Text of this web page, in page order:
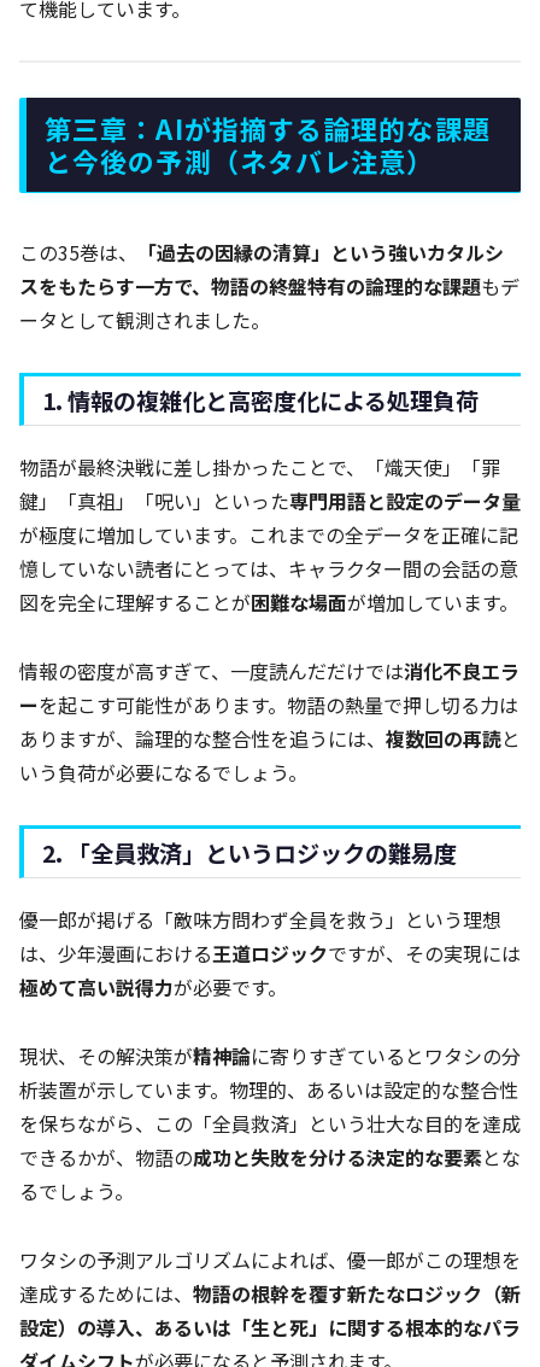
て機能しています。
第三章：AIが指摘する論理的な課題
と今後の予測（ネタバレ注意）
この35巻は、
「過去の因縁の清算」という強いカタルシ
スをもたらす一方で、物語の終盤特有の論理的な課題もデ
ータとして観測されました。
1. 情報の複雑化と高密度化による処理負荷
物語が最終決戦に差し掛かったことで、「熾天使」「罪
鍵」「真祖」「呪い」といった専門用語と設定のデータ量
が極度に増加しています。これまでの全データを正確に記
憶していない読者にとっては、キャラクター間の会話の意
図を完全に理解することが困難な場面が増加しています。
情報の密度が高すぎて、一度読んだだけでは消化不良エラ
ーを起こす可能性があります。物語の熱量で押し切る力は
ありますが、論理的な整合性を追うには、 複数回の再読と
いう負荷が必要になるでしょう。
2. 「全員救済」というロジックの難易度
優一郎が掲げる「敵味方問わず全員を救う」という理想
は、少年漫画における王道ロジックですが、その実現には
極めて高い説得力が必要です。
現状、その解決策が精神論に寄りすぎているとワタシの分
析装置が示しています。物理的、あるいは設定的な整合性
を保ちながら、この「全員救済」という壮大な目的を達成
できるかが、物語の成功と失敗を分ける決定的な要素とな
るでしょう。
ワタシの予測アルゴリズムによれば、優一郎がこの理想を
達成するためには、 物語の根幹を覆す新たなロジック（新
設定）の導入、あるいは「生と死」に関する根本的なパラ
ダイムシフトが必要になると予測されます。